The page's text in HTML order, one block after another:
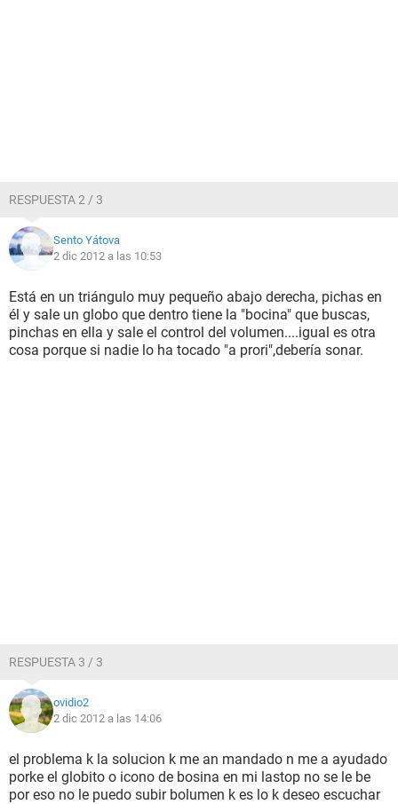
RESPUESTA 2 / 3
Sento Yátova
2 dic 2012 a las 10:53
Está en un triángulo muy pequeño abajo derecha, pichas en
él y sale un globo que dentro tiene la "bocina" que buscas,
pinchas en ella y sale el control del volumen....igual es otra
cosa porque si nadie lo ha tocado "a prori",debería sonar.
RESPUESTA 3 / 3
ovidio2
2 dic 2012 a las 14:06
el problema k la solucion k me an mandado n me a ayudado
porke el globito o icono de bosina en mi lastop no se le be
por eso no le puedo subir bolumen k es lo k deseo escuchar